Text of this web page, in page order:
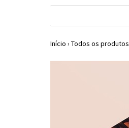
Início › Todos os produtos